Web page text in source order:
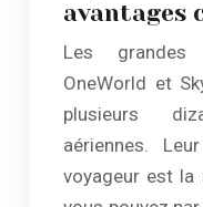
avantages
Les grandes
OneWorld et
plusieurs
aériennes.
voyageur est la